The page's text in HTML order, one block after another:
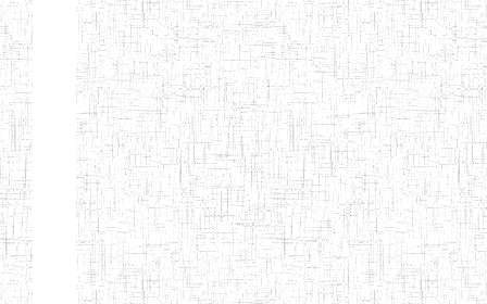
Chercher:
Effacer les filtres
Denomination
Type